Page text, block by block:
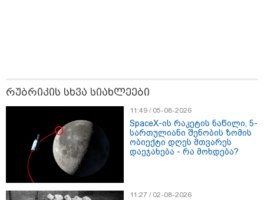
კატეგორიის ყველა სიახლე
მკითხველის რჩევით
რუბრიკის სხვა სიახლეები
11:49 / 05-08-2026
SpaceX-ის რაკეტის ნაწილი, 5-
სართულიანი შენობის ზომის
ობიექტი დღეს მთვარეს
დაეჯახება - რა მოხდება?
11:27 / 02-08-2026